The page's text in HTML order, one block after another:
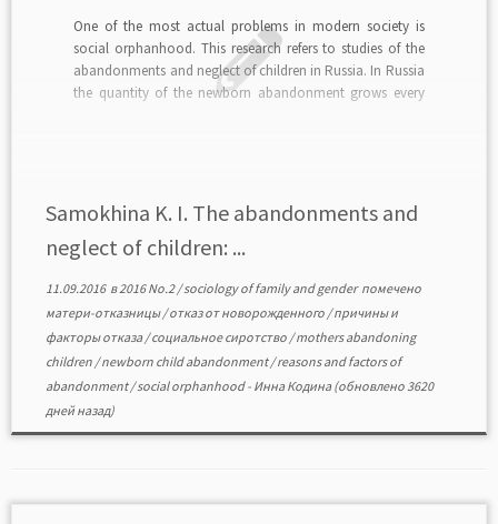
One of the most actual problems in modern society is
social orphanhood. This research refers to studies of the
abandonments and neglect of children in Russia. In Russia
the quantity of the newborn abandonment grows every
Samokhina K. I. The abandonments and
neglect of children: ...
11.09.2016в2016 No.2/sociology of family and genderпомечено
матери-отказницы/отказ от новорожденного /причины и
факторы отказа/социальное сиротство /mothers abandoning
children /newborn child abandonment/reasons and factors of
abandonment/social orphanhood- Инна Кодина(обновлено 3620
дней назад)